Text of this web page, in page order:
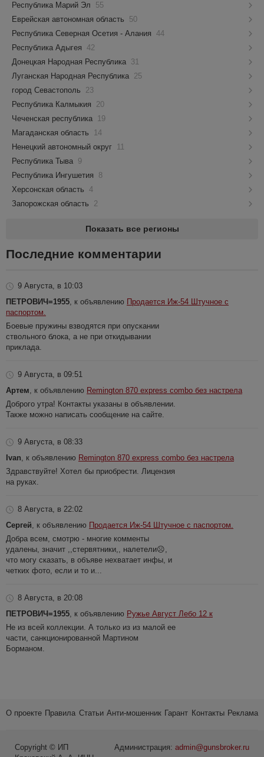
Республика Марий Эл
55
Еврейская автономная область
50
Республика Северная Осетия - Алания 44
Республика Адыгея 42
Донецкая Народная Республика 31
Луганская Народная Республика 25
город Севастополь
23
Республика Калмыкия
20
Чеченская республика 19
Магаданская область
14
Ненецкий автономный округ 11
Республика Тыва 9
Республика Ингушетия
8
Херсонская область 4
Запорожская область
2
Показать все регионы
Последние комментарии
9 Августа, в 10:03
ПЕТРОВИЧ=1955 , к объявлению Продается Иж-54 Штучное с
паспортом.
Боевые пружины взводятся при опускании
ствольного блока, а не при откидывании
приклада.
9 Августа, в 09:51
Артем , к объявлению Remington 870 express combo без настрела
Доброго утра! Контакты указаны в объявлении.
Также можно написать сообщение на сайте.
9 Августа, в 08:33
Ivan , к объявлению Remington 870 express combo без настрела
Здравствуйте! Хотел бы приобрести. Лицензия
на руках.
8 Августа, в 22:02
Сергей , к объявлению Продается Иж-54 Штучное с паспортом.
Добра всем, смотрю - многие комменты
удалены, значит ,,стервятники,, налетели☹️,
что могу сказать, в объяве нехватает инфы, и
четких фото, если и то и...
8 Августа, в 20:08
ПЕТРОВИЧ=1955 , к объявлению Ружье Август Лебо 12 к
Не из всей коллекции. А только из из малой ее
части, санкционированной Мартином
Борманом.
О проекте Правила Статьи Анти-мошенник Гарант Контакты Реклама
Администрация: admin@gunsbroker.ru
Copyright © ИП